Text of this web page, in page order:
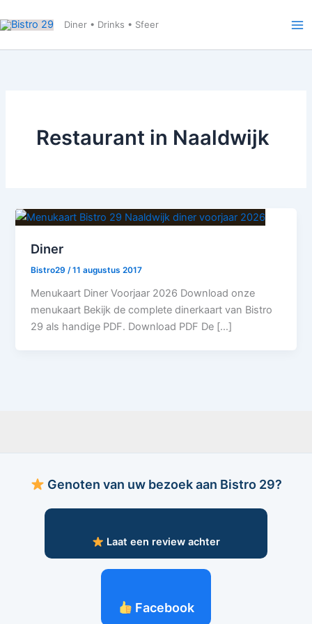
naar
Diner • Drinks • Sfeer
Restaurant in Naaldwijk
Diner
Bistro29/11 augustus 2017
Menukaart Diner Voorjaar 2026 Download onze
menukaart Bekijk de complete dinerkaart van Bistro
29 als handige PDF. Download PDF De […]
Genoten van uw bezoek aan Bistro 29?
Laat een review achter
Facebook